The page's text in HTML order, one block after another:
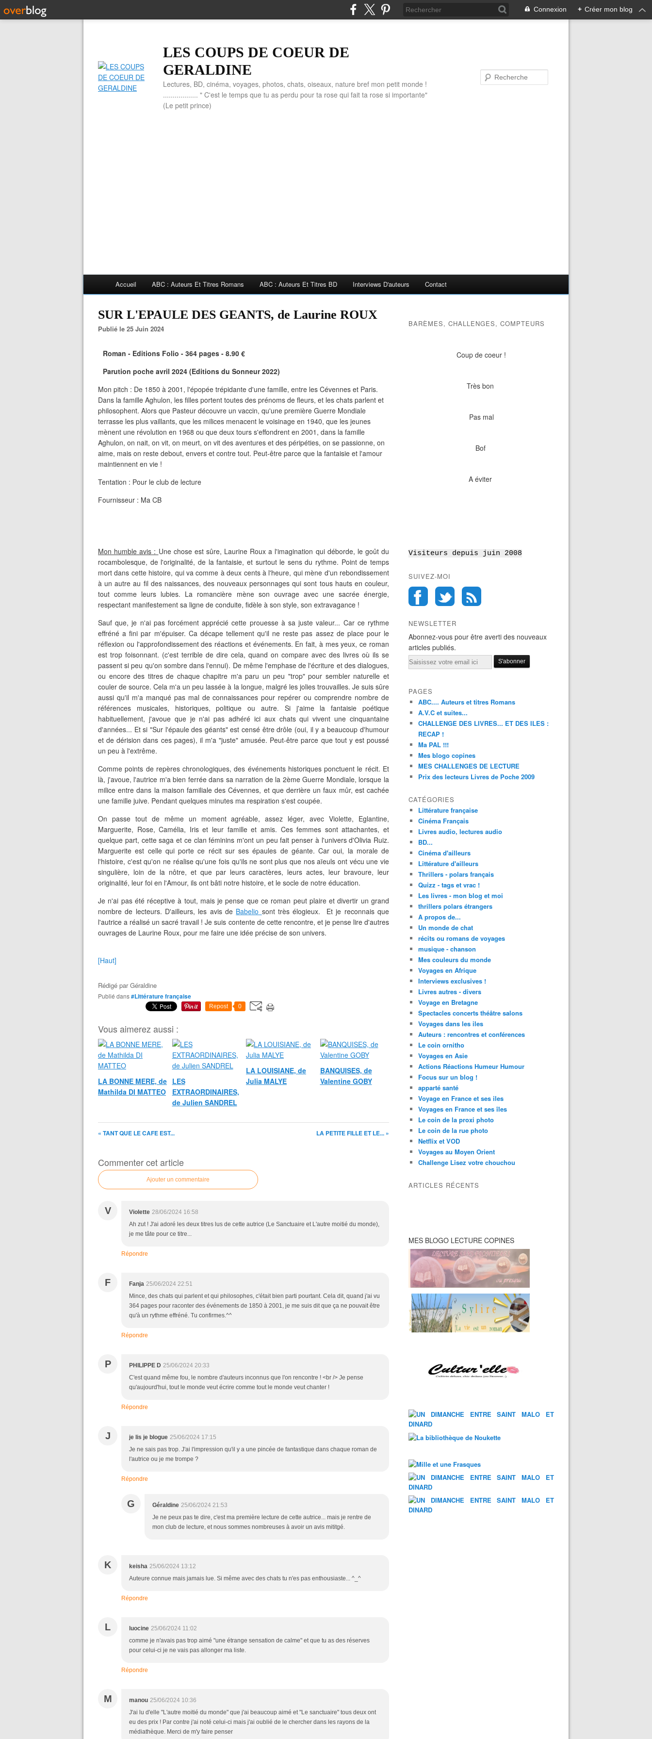
Connexion + Créer mon blog
LES COUPS DE COEUR DE
GERALDINE
Lectures, BD, cinéma, voyages, photos, chats, oiseaux, nature bref mon petit monde !
.................. " C'est le temps que tu as perdu pour ta rose qui fait ta rose si importante"
(Le petit prince)
Accueil ABC : Auteurs Et Titres Romans ABC : Auteurs Et Titres BD Interviews D'auteurs Contact
SUR L'EPAULE DES GEANTS, de Laurine ROUX
Publié le 25 Juin 2024
Roman - Editions Folio - 364 pages - 8.90 €
Parution poche avril 2024 (Editions du Sonneur 2022)
Mon pitch : De 1850 à 2001, l'épopée trépidante d'une famille, entre les Cévennes et Paris.
Dans la famille Aghulon, les filles portent toutes des prénoms de fleurs, et les chats parlent et
philosophent. Alors que Pasteur découvre un vaccin, qu'une première Guerre Mondiale
terrasse les plus vaillants, que les milices menacent le voisinage en 1940, que les jeunes
mènent une révolution en 1968 ou que deux tours s'effondrent en 2001, dans la famille
Aghulon, on nait, on vit, on meurt, on vit des aventures et des péripéties, on se passionne, on
aime, mais on reste debout, envers et contre tout. Peut-être parce que la fantaisie et l'amour
maintiennent en vie !
Tentation : Pour le club de lecture
Fournisseur : Ma CB
Mon humble avis : Une chose est sûre, Laurine Roux a l'imagination qui déborde, le goût du
rocambolesque, de l'originalité, de la fantaisie, et surtout le sens du rythme. Point de temps
mort dans cette histoire, qui va comme à deux cents à l'heure, qui mène d'un rebondissement
à un autre au fil des naissances, des nouveaux personnages qui sont tous hauts en couleur,
tout comme leurs lubies. La romancière mène son ouvrage avec une sacrée énergie,
respectant manifestement sa ligne de conduite, fidèle à son style, son extravagance !
Sauf que, je n'ai pas forcément apprécié cette prouesse à sa juste valeur... Car ce rythme
effréné a fini par m'épuiser. Ca décape tellement qu'il ne reste pas assez de place pour le
réflexion ou l'approfondissement des réactions et événements. En fait, à mes yeux, ce roman
est trop foisonnant. (c'est terrible de dire cela, quand on compare avec des livres où ils se
passent si peu qu'on sombre dans l'ennui). De même l'emphase de l'écriture et des dialogues,
ou encore des titres de chaque chapitre m'a paru un peu "trop" pour sembler naturelle et
couler de source. Cela m'a un peu lassée à la longue, malgré les jolies trouvailles. Je suis sûre
aussi qu'il m'a manqué pas mal de connaissances pour repérer ou comprendre nombre de
références musicales, historiques, politique ou autre. Si j'aime la fantaisie poétique
habituellement, j'avoue que je n'ai pas adhéré ici aux chats qui vivent une cinquantaine
d'années... Et si "Sur l'épaule des géants" est censé être drôle (oui, il y a beaucoup d'humour
et de dérision dans ces pages), il m'a "juste" amusée. Peut-être parce que tout y est poussé
un peu à l'extrême.
Comme points de repères chronologiques, des événements historiques ponctuent le récit. Et
là, j'avoue, l'autrice m'a bien ferrée dans sa narration de la 2ème Guerre Mondiale, lorsque la
milice entre dans la maison familiale des Cévennes, et que derrière un faux mûr, est cachée
une famille juive. Pendant quelques minutes ma respiration s'est coupée.
On passe tout de même un moment agréable, assez léger, avec Violette, Eglantine,
Marguerite, Rose, Camélia, Iris et leur famille et amis. Ces femmes sont attachantes, et
quelque part, cette saga et ce clan féminins m'ont un peu fait penser à l'univers d'Olivia Ruiz.
Marguerite est celle qui porte ce récit sur ses épaules de géante. Car oui, la morale de
l'histoire, c'est qu'on ne réalise qu'une fois qu'ils ne sont plus que nos aïeuls ont vécu une vie
singulière, loin de la nôtre, et que par leurs caractères, leurs actes, leur bravoure, leur
originalité, leur foi en l'Amour, ils ont bâti notre histoire, et le socle de notre éducation.
Je n'ai pas été réceptive à tout, mais je pense que ce roman peut plaire et divertir un grand
nombre de lecteurs. D'ailleurs, les avis de Babelio sont très élogieux. Et je reconnais que
l'autrice a réalisé un sacré travail ! Je suis contente de cette rencontre, et je pense lire d'autres
ouvrages de Laurine Roux, pour me faire une idée précise de son univers.
[Haut]
Rédigé parGéraldine
Publié dans#Littérature française
Repost 0
Vous aimerez aussi :
LA BONNE MERE, de
Mathilda DI MATTEO
LES
EXTRAORDINAIRES,
de Julien SANDREL
LA LOUISIANE, de
Julia MALYE
BANQUISES, de
Valentine GOBY
« TANT QUE LE CAFE EST... LA PETITE FILLE ET LE... »
Commenter cet article
Ajouter un commentaire
V Violette 28/06/2024 16:58
Ah zut ! J'ai adoré les deux titres lus de cette autrice (Le Sanctuaire et L'autre moitié du monde),
je me tâte pour ce titre...
Répondre
F Fanja 25/06/2024 22:51
Mince, des chats qui parlent et qui philosophes, c'était bien parti pourtant. Cela dit, quand j'ai vu
364 pages pour raconter des événements de 1850 à 2001, je me suis dit que ça ne pouvait être
qu'à un rythme effréné. Tu confirmes.^^
Répondre
P PHILIPPE D 25/06/2024 20:33
C'est quand même fou, le nombre d'auteurs inconnus que l'on rencontre ! <br /> Je pense
qu'aujourd'hui, tout le monde veut écrire comme tout le monde veut chanter !
Répondre
J je lis je blogue 25/06/2024 17:15
Je ne sais pas trop. J'ai l'impression qu'il y a une pincée de fantastique dans chaque roman de
l'autrice ou je me trompe ?
Répondre
G Géraldine 25/06/2024 21:53
Je ne peux pas te dire, c'est ma première lecture de cette autrice... mais je rentre de
mon club de lecture, et nous sommes nombreuses à avoir un avis mititgé.
K keisha 25/06/2024 13:12
Auteure connue mais jamais lue. Si même avec des chats tu n'es pas enthousiaste... ^_^
Répondre
L luocine 25/06/2024 11:02
comme je n'avais pas trop aimé "une étrange sensation de calme" et que tu as des réserves
pour celui-ci je ne vais pas allonger ma liste.
Répondre
M manou 25/06/2024 10:36
J'ai lu d'elle "L'autre moitié du monde" que j'ai beaucoup aimé et "Le sanctuaire" tous deux ont
eu des prix ! Par contre j'ai noté celui-ci mais j'ai oublié de le chercher dans les rayons de la
médiathèque. Merci de m'y faire penser
BARÈMES, CHALLENGES, COMPTEURS
Coup de coeur !
Très bon
Pas mal
Bof
A éviter
Visiteurs depuis juin 2008
SUIVEZ-MOI
NEWSLETTER
Abonnez-vous pour être averti des nouveaux
articles publiés.
Email
PAGES
ABC.... Auteurs et titres Romans
A.V.C et suites...
CHALLENGE DES LIVRES... ET DES ILES :
RECAP !
Ma PAL !!!
Mes blogo copines
MES CHALLENGES DE LECTURE
Prix des lecteurs Livres de Poche 2009
CATÉGORIES
Littérature française
Cinéma Français
Livres audio, lectures audio
BD...
Cinéma d'ailleurs
Littérature d'ailleurs
Thrillers - polars français
Quizz - tags et vrac !
Les livres - mon blog et moi
thrillers polars étrangers
A propos de...
Un monde de chat
récits ou romans de voyages
musique - chanson
Mes couleurs du monde
Voyages en Afrique
Interviews exclusives !
Livres autres - divers
Voyage en Bretagne
Spectacles concerts théâtre salons
Voyages dans les iles
Auteurs : rencontres et conférences
Le coin ornitho
Voyages en Asie
Actions Réactions Humeur Humour
Focus sur un blog !
apparté santé
Voyage en France et ses iles
Voyages en France et ses îles
Le coin de la proxi photo
Le coin de la rue photo
Netflix et VOD
Voyages au Moyen Orient
Challenge Lisez votre chouchou
ARTICLES RÉCENTS
MES BLOGO LECTURE COPINES